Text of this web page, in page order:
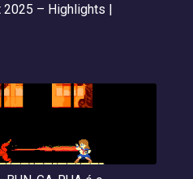
2025 – Highlights |